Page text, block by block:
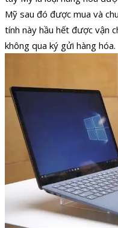
Mỹ sau đó được mua và
tính này hầu hết được vận
không qua ký gửi hàng hóa.